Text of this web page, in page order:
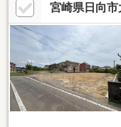
宮崎県日向市